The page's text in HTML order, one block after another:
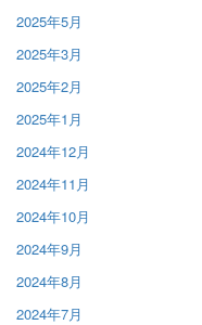
2025年5月
2025年3月
2025年2月
2025年1月
2024年12月
2024年11月
2024年10月
2024年9月
2024年8月
2024年7月